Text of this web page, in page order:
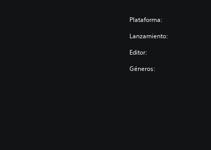
Plataforma:
Lanzamiento:
Editor:
Géneros: